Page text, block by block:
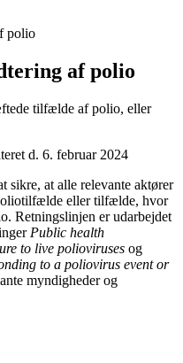
polio
af polio
tilfælde af polio, eller
d. 6. februar 2024
sikre, at alle relevante aktører
eller tilfælde, hvor
Retningslinjen er udarbejdet
Public health
to live polioviruses og
to a poliovirus event or
myndigheder og